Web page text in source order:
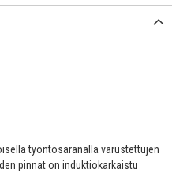
työntösaranalla varustettujen
pinnat on induktiokarkaistu